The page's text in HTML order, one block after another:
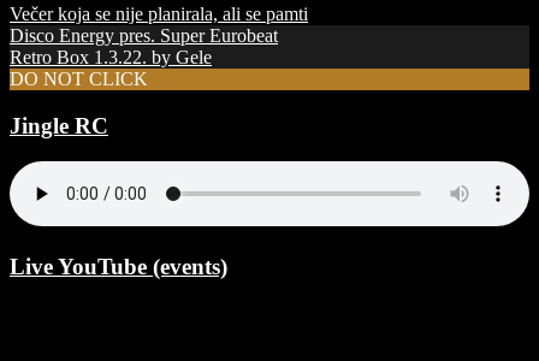
Večer koja se nije planirala, ali se pamti
Disco Energy pres. Super Eurobeat
Retro Box 1.3.22. by Gele
DO NOT CLICK
Jingle RC
Live YouTube (events)